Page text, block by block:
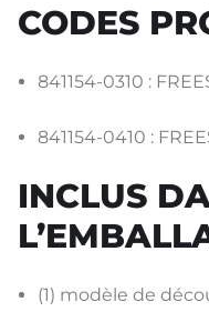
CODES
841154-0310 :
841154-0410 :
INCLUS
(1) modèle de